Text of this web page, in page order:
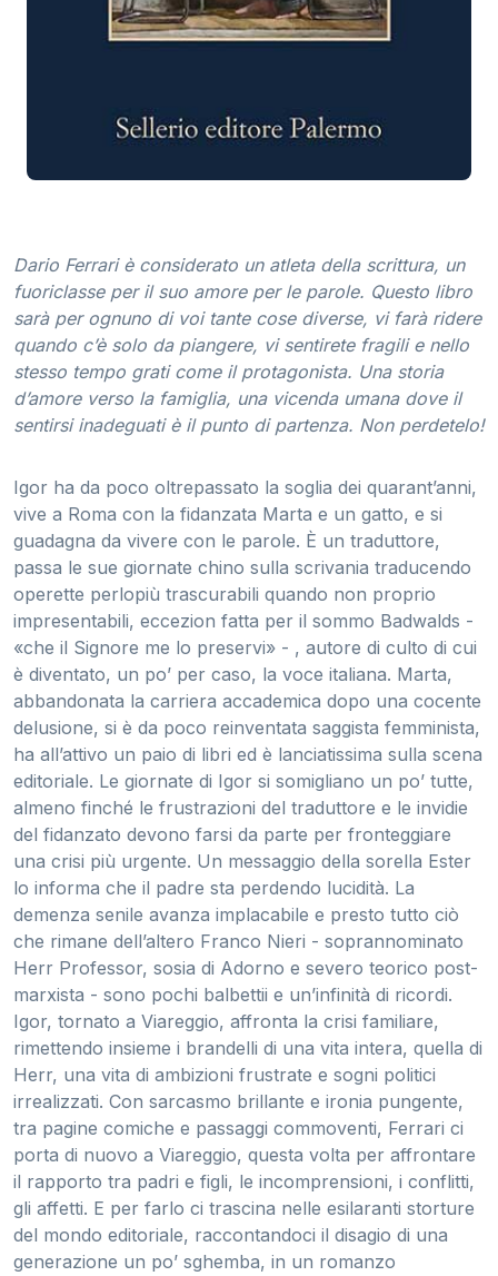
Dario Ferrari è considerato un atleta della scrittura, un
fuoriclasse per il suo amore per le parole. Questo libro
sarà per ognuno di voi tante cose diverse, vi farà ridere
quando c’è solo da piangere, vi sentirete fragili e nello
stesso tempo grati come il protagonista. Una storia
d’amore verso la famiglia, una vicenda umana dove il
sentirsi inadeguati è il punto di partenza. Non perdetelo!
Igor ha da poco oltrepassato la soglia dei quarant’anni,
vive a Roma con la fidanzata Marta e un gatto, e si
guadagna da vivere con le parole. È un traduttore,
passa le sue giornate chino sulla scrivania traducendo
operette perlopiù trascurabili quando non proprio
impresentabili, eccezion fatta per il sommo Badwalds -
«che il Signore me lo preservi» - , autore di culto di cui
è diventato, un po’ per caso, la voce italiana. Marta,
abbandonata la carriera accademica dopo una cocente
delusione, si è da poco reinventata saggista femminista,
ha all’attivo un paio di libri ed è lanciatissima sulla scena
editoriale. Le giornate di Igor si somigliano un po’ tutte,
almeno finché le frustrazioni del traduttore e le invidie
del fidanzato devono farsi da parte per fronteggiare
una crisi più urgente. Un messaggio della sorella Ester
lo informa che il padre sta perdendo lucidità. La
demenza senile avanza implacabile e presto tutto ciò
che rimane dell’altero Franco Nieri - soprannominato
Herr Professor, sosia di Adorno e severo teorico post-
marxista - sono pochi balbettii e un’infinità di ricordi.
Igor, tornato a Viareggio, affronta la crisi familiare,
rimettendo insieme i brandelli di una vita intera, quella di
Herr, una vita di ambizioni frustrate e sogni politici
irrealizzati. Con sarcasmo brillante e ironia pungente,
tra pagine comiche e passaggi commoventi, Ferrari ci
porta di nuovo a Viareggio, questa volta per affrontare
il rapporto tra padri e figli, le incomprensioni, i conflitti,
gli affetti. E per farlo ci trascina nelle esilaranti storture
del mondo editoriale, raccontandoci il disagio di una
generazione un po’ sghemba, in un romanzo